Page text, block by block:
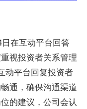
在互动平台回答
视投资者关系管理
动平台回复投资者
通，确保沟通渠道
的建议，公司会认